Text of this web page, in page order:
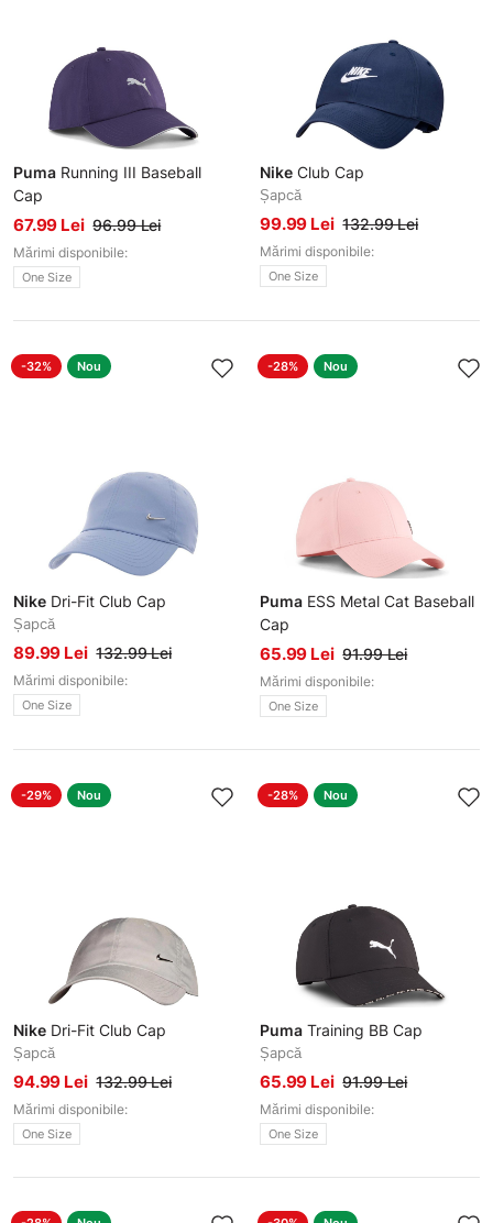
Puma Running III Baseball
Cap
Șapcă
67.99 Lei 96.99 Lei
Mărimi disponibile:
One Size
Nike Club Cap
Șapcă
99.99 Lei 132.99 Lei
Mărimi disponibile:
One Size
-32% Nou
Nike Dri-Fit Club Cap
Șapcă
89.99 Lei 132.99 Lei
Mărimi disponibile:
One Size
-28% Nou
Puma ESS Metal Cat Baseball
Cap
Șapcă
65.99 Lei 91.99 Lei
Mărimi disponibile:
One Size
-29% Nou
Nike Dri-Fit Club Cap
Șapcă
94.99 Lei 132.99 Lei
Mărimi disponibile:
One Size
-28% Nou
Puma Training BB Cap
Șapcă
65.99 Lei 91.99 Lei
Mărimi disponibile:
One Size